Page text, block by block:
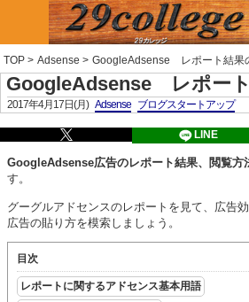
TOP > Adsense > GoogleAdsense レポート結果
GoogleAdsense レポー
2017年4月17日(月) Adsense ブログスタートアップ
LINE
GoogleAdsense広告のレポート結果、閲覧方
す。
グーグルアドセンスのレポートを見て、広告
広告の貼り方を模索しましょう。
目次
レポートに関するアドセンス基本用語